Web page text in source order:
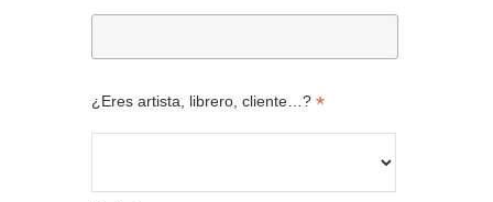
¿Eres artista, librero, cliente…? *